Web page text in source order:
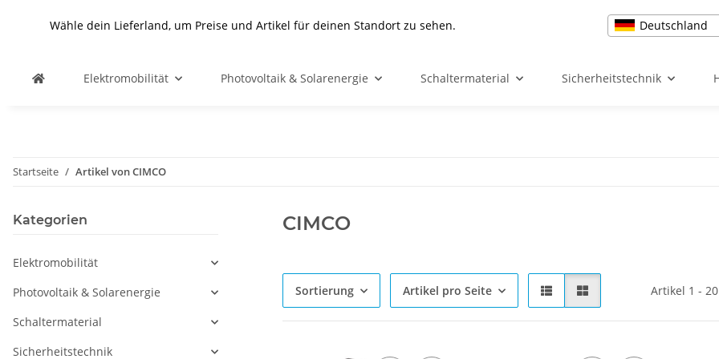
Wähle dein Lieferland, um Preise und Artikel für deinen Standort zu sehen. Deutschland
Elektromobilität Photovoltaik & Solarenergie Schaltermaterial Sicherheitstechnik
Startseite Artikel von CIMCO
CIMCO
Sortierung Artikel pro Seite Artikel 1 -
Kategorien
Elektromobilität
Photovoltaik & Solarenergie
Schaltermaterial
Sicherheitstechnik